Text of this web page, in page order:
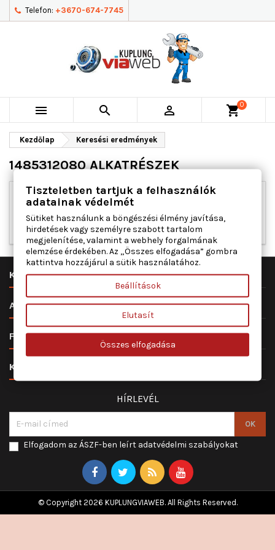
Telefon: +3670-674-7745
   shopping_cart0
Kezdőlap Keresési eredmények
1485312080 ALKATRÉSZEK
Elnézést kérünk a kellemetlenségért!
Végezd el újra a keresést
KUPLUNG VIAWEB KFT. 
ALKATRÉSZ ÉS SZERVIZ 
FIÓKOD 
KAPCSOLAT
HÍRLEVÉL
Elfogadom az ÁSZF-ben leírt adatvédelmi szabályokat
© Copyright 2026 KUPLUNGVIAWEB. All Rights Reserved.
Tiszteletben tartjuk a felhasználók
adatainak védelmét
Sütiket használunk a böngészési élmény javítása,
hirdetések vagy személyre szabott tartalom
megjelenítése, valamint a webhely forgalmának
elemzése érdekében. Az „Összes elfogadása” gombra
kattintva hozzájárul a sütik használatához.
Beállítások
Elutasít
Összes elfogadása